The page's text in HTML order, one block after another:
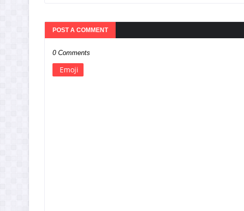
POST A COMMENT
0 Comments
Emoji